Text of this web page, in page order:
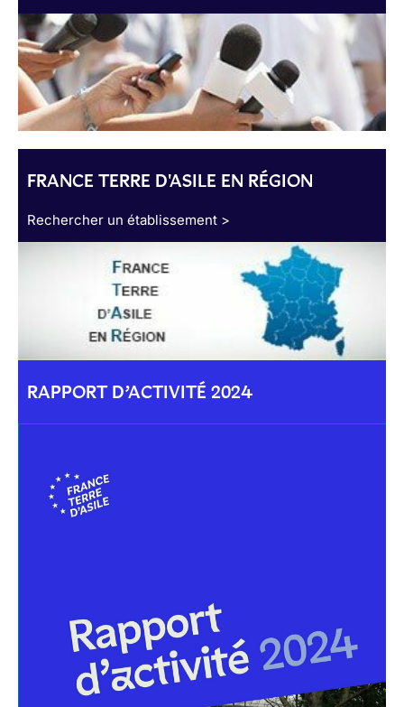
FRANCE TERRE D'ASILE EN RÉGION
Rechercher un établissement >
RAPPORT D’ACTIVITÉ 2024